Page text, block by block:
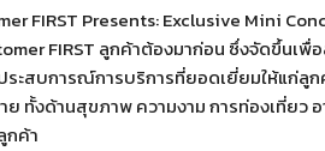
FIRST Presents: Exclusive Mini
FIRST ลูกค้าต้องมาก่อน ซึ่งจัดขึ้นเพื่
ะสบการณ์การบริการที่ยอดเยี่ยมให้แก่ลูก
ทั้งด้านสุขภาพ ความงาม การท่องเที่ยว
กค้า